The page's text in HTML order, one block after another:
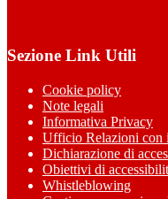
Sezione Link Utili
Cookie policy
Note legali
Informativa Privacy
Ufficio Relazioni con
Dichiarazione di
Obiettivi di
Whistleblowing